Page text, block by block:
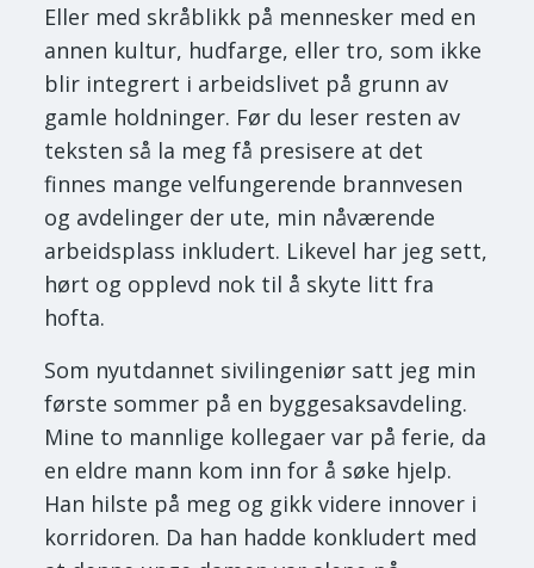
Eller med skråblikk på mennesker med en
annen kultur, hudfarge, eller tro, som ikke
blir integrert i arbeidslivet på grunn av
gamle holdninger. Før du leser resten av
teksten så la meg få presisere at det
finnes mange velfungerende brannvesen
og avdelinger der ute, min nåværende
arbeidsplass inkludert. Likevel har jeg sett,
hørt og opplevd nok til å skyte litt fra
hofta.
Som nyutdannet sivilingeniør satt jeg min
første sommer på en byggesaksavdeling.
Mine to mannlige kollegaer var på ferie, da
en eldre mann kom inn for å søke hjelp.
Han hilste på meg og gikk videre innover i
korridoren. Da han hadde konkludert med